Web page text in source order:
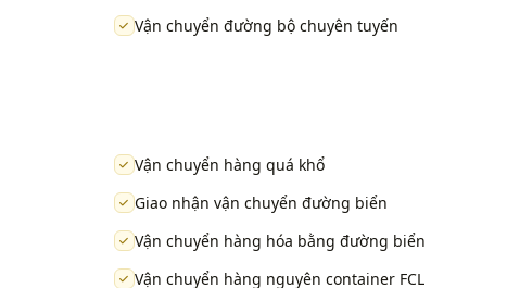
Vận chuyển đường bộ chuyên tuyến
Vận chuyển hàng quá khổ
Giao nhận vận chuyển đường biển
Vận chuyển hàng hóa bằng đường biển
Vận chuyển hàng nguyên container FCL